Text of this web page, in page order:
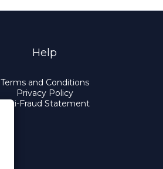
Help
Terms and Conditions
Privacy Policy
Anti-Fraud Statement